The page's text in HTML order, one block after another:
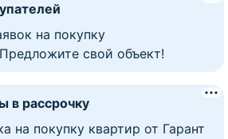
на покупку
свой объект!
в рассрочку
на покупку квартир от Гарант